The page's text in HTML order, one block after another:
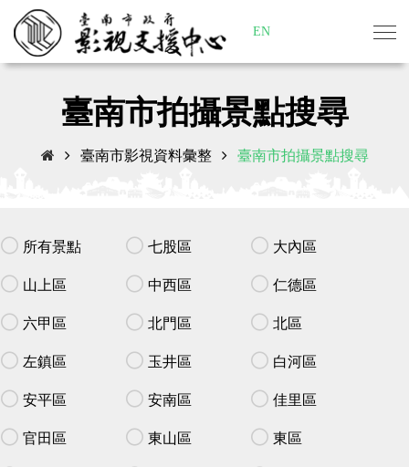
EN
臺南市拍攝景點搜尋
臺南市影視資料彙整 臺南市拍攝景點搜尋
所有景點 七股區 大內區
山上區 中西區 仁德區
六甲區 北門區 北區
左鎮區 玉井區 白河區
安平區 安南區 佳里區
官田區 東山區 東區